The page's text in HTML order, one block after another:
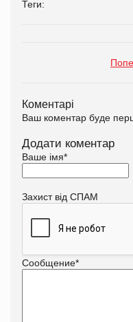
Теги:
Коментарі
Ваш коментар буде
Додати коментар
Ваше імя*
Захист від СПАМ
Сообщение*